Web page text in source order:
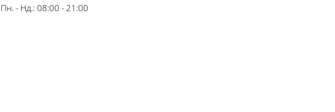
Пн. - Нд.: 08:00 - 21:00